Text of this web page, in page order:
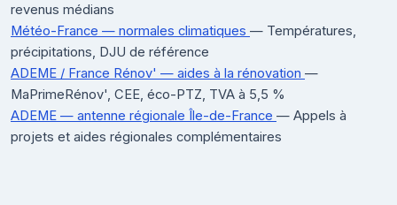
revenus médians
Météo-France — normales climatiques — Températures,
précipitations, DJU de référence
ADEME / France Rénov' — aides à la rénovation —
MaPrimeRénov', CEE, éco-PTZ, TVA à 5,5 %
ADEME — antenne régionale Île-de-France — Appels à
projets et aides régionales complémentaires